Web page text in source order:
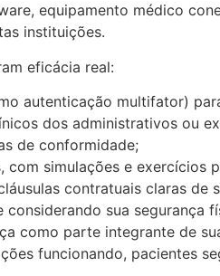
equipamento médico
instituições.
eficácia real:
autenticação multifator)
dos administrativos ou
de conformidade;
com simulações e exercícios
contratuais claras de
sua segurança
como parte integrante de
funcionando, pacientes